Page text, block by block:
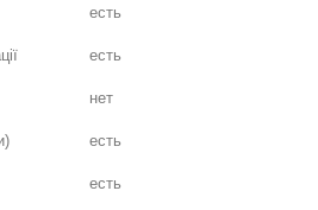
есть
есть
нет
есть
есть